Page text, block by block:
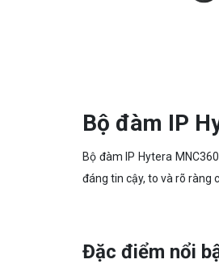
Bộ đàm IP
Bộ đàm IP Hytera
đáng tin cậy, to và rõ ràng
Đặc điểm nổi